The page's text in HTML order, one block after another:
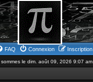
FAQ Connexion Inscription
sommes le dim. août 09, 2026 9:07 am